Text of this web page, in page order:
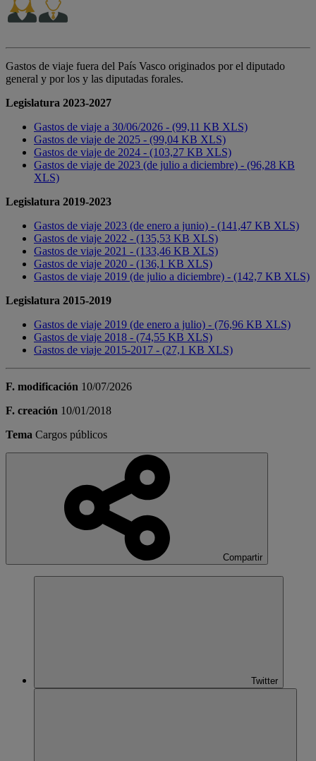
Gastos de viaje fuera del País Vasco originados por el diputado
general y por los y las diputadas forales.
Legislatura 2023-2027
Gastos de viaje a 30/06/2026 - (99,11 KB XLS)
Gastos de viaje de 2025 - (99,04 KB XLS)
Gastos de viaje de 2024 - (103,27 KB XLS)
Gastos de viaje de 2023 (de julio a diciembre) - (96,28 KB
XLS)
Legislatura 2019-2023
Gastos de viaje 2023 (de enero a junio) - (141,47 KB XLS)
Gastos de viaje 2022 - (135,53 KB XLS)
Gastos de viaje 2021 - (133,46 KB XLS)
Gastos de viaje 2020 - (136,1 KB XLS)
Gastos de viaje 2019 (de julio a diciembre) - (142,7 KB XLS)
Legislatura 2015-2019
Gastos de viaje 2019 (de enero a julio) - (76,96 KB XLS)
Gastos de viaje 2018 - (74,55 KB XLS)
Gastos de viaje 2015-2017 - (27,1 KB XLS)
F. modificación 10/07/2026
F. creación 10/01/2018
Tema Cargos públicos
Compartir
Twitter